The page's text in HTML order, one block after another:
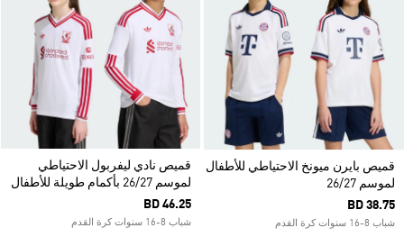
قميص بايرن ميونخ الاحتياطي للأطفال
لموسم 26/27
BD 38.75
شباب 8-16 سنوات كرة القدم
قميص نادي ليفربول الاحتياطي
لموسم 26/27 بأكمام طويلة للأطفال
BD 46.25
شباب 8-16 سنوات كرة القدم